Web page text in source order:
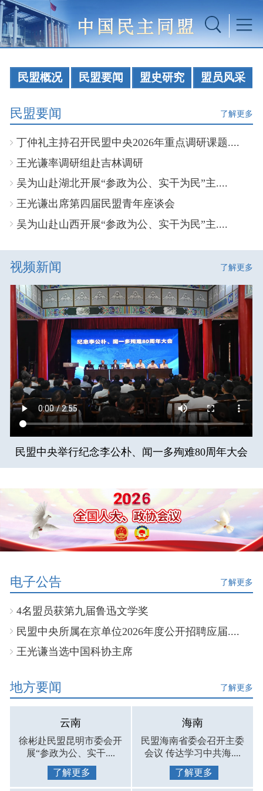
民盟概况 民盟要闻 盟史研究 盟员风采
民盟要闻 了解更多
丁仲礼主持召开民盟中央2026年重点调研课题....
王光谦率调研组赴吉林调研
吴为山赴湖北开展“参政为公、实干为民”主....
王光谦出席第四届民盟青年座谈会
吴为山赴山西开展“参政为公、实干为民”主....
视频新闻 了解更多
民盟中央举行纪念李公朴、闻一多殉难80周年大会
电子公告 了解更多
4名盟员获第九届鲁迅文学奖
民盟中央所属在京单位2026年度公开招聘应届....
王光谦当选中国科协主席
地方要闻 了解更多
云南
徐彬赴民盟昆明市委会开
展“参政为公、实干....
了解更多
海南
民盟海南省委会召开主委
会议 传达学习中共海....
了解更多